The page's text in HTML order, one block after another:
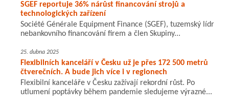
SGEF reportuje 36% nárůst financování strojů a
technologických zařízení
Société Générale Equipment Finance (SGEF), tuzemský lídr
nebankovního financování firem a člen Skupiny...
25. dubna 2025
Flexibilních kanceláří v Česku už je přes 172 500 metrů
čtverečních. A bude jich více i v regionech
Flexibilní kanceláře v Česku zažívají rekordní růst. Po
utlumení poptávky během pandemie sledujeme výrazné...